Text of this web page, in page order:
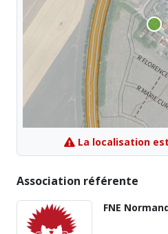
La localisation
Association référente
FNE